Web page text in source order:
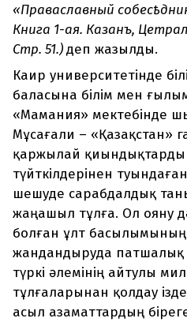
«Праваславный
Книга 1-ая. Казанъ,
Стр. 51.)деп жазылды.
Каир университетінде
баласына білім мен
«Мамания» мектебінде
Мұсағали – «Қазақстан»
қаржылай қиындықтарды
түйткілдерінен
шешуде сарабдалдық
жаңашыл тұлға. Ол ояну
болған ұлт
жандандыруда патшалық
түркі әлемінің айтулы
тұлғаларынан қолдау
асыл азаматтардың